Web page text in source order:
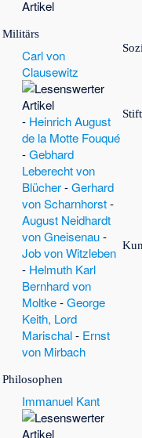
Militärs
Carl von
Clausewitz
- Heinrich August
de la Motte Fouqué
-Gebhard
Leberecht von
Blücher-Gerhard
von Scharnhorst-
August Neidhardt
von Gneisenau-
Job von Witzleben
- Helmuth Karl
Bernhard von
Moltke-George
Keith, Lord
Marischal- Ernst
von Mirbach
Philosophen
Immanuel Kant